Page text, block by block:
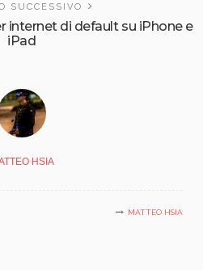
SUCCESSIVO
internet di default su iPhone e
iPad
HSIA
MATTEO HSIA